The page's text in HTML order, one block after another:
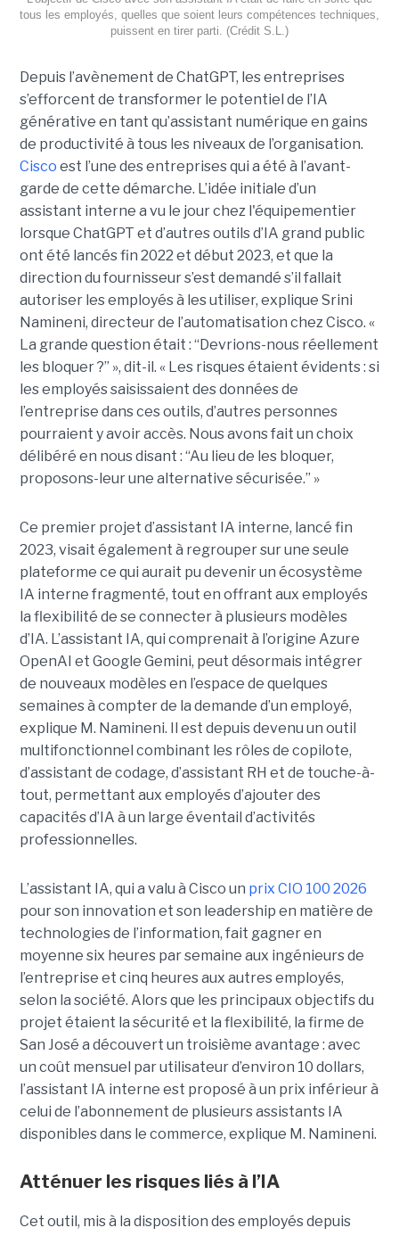
tous les employés, quelles que soient leurs compétences techniques,
puissent en tirer parti. (Crédit S.L.)
Depuis l’avènement de ChatGPT, les entreprises
s’efforcent de transformer le potentiel de l’IA
générative en tant qu’assistant numérique en gains
de productivité à tous les niveaux de l’organisation.
Cisco est l’une des entreprises qui a été à l’avant-
garde de cette démarche. L’idée initiale d’un
assistant interne a vu le jour chez l'équipementier
lorsque ChatGPT et d’autres outils d’IA grand public
ont été lancés fin 2022 et début 2023, et que la
direction du fournisseur s’est demandé s’il fallait
autoriser les employés à les utiliser, explique Srini
Namineni, directeur de l’automatisation chez Cisco. «
La grande question était : “Devrions-nous réellement
les bloquer ?” », dit-il. « Les risques étaient évidents : si
les employés saisissaient des données de
l’entreprise dans ces outils, d’autres personnes
pourraient y avoir accès. Nous avons fait un choix
délibéré en nous disant : “Au lieu de les bloquer,
proposons-leur une alternative sécurisée.” »
Ce premier projet d’assistant IA interne, lancé fin
2023, visait également à regrouper sur une seule
plateforme ce qui aurait pu devenir un écosystème
IA interne fragmenté, tout en offrant aux employés
la flexibilité de se connecter à plusieurs modèles
d’IA. L’assistant IA, qui comprenait à l’origine Azure
OpenAI et Google Gemini, peut désormais intégrer
de nouveaux modèles en l’espace de quelques
semaines à compter de la demande d’un employé,
explique M. Namineni. Il est depuis devenu un outil
multifonctionnel combinant les rôles de copilote,
d’assistant de codage, d’assistant RH et de touche-à-
tout, permettant aux employés d’ajouter des
capacités d’IA à un large éventail d’activités
professionnelles.
L’assistant IA, qui a valu à Cisco un prix CIO 100 2026
pour son innovation et son leadership en matière de
technologies de l’information, fait gagner en
moyenne six heures par semaine aux ingénieurs de
l’entreprise et cinq heures aux autres employés,
selon la société. Alors que les principaux objectifs du
projet étaient la sécurité et la flexibilité, la firme de
San José a découvert un troisième avantage : avec
un coût mensuel par utilisateur d’environ 10 dollars,
l’assistant IA interne est proposé à un prix inférieur à
celui de l’abonnement de plusieurs assistants IA
disponibles dans le commerce, explique M. Namineni.
Atténuer les risques liés à l’IA
Cet outil, mis à la disposition des employés depuis